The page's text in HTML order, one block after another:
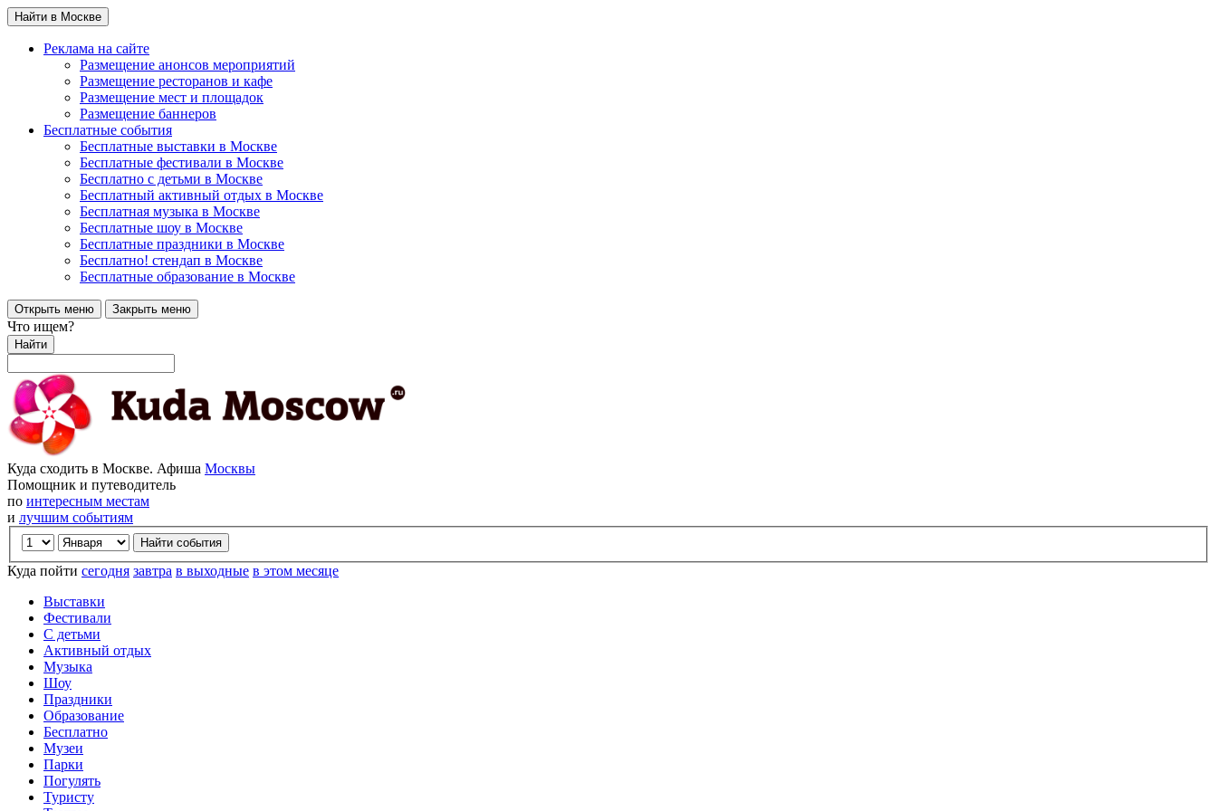
Найти в Москве
Реклама на сайте
Размещение анонсов мероприятий
Размещение ресторанов и кафе
Размещение мест и площадок
Размещение баннеров
Бесплатные события
Бесплатные выставки в Москве
Бесплатные фестивали в Москве
Бесплатно с детьми в Москве
Бесплатный активный отдых в Москве
Бесплатная музыка в Москве
Бесплатные шоу в Москве
Бесплатные праздники в Москве
Бесплатно! стендап в Москве
Бесплатные образование в Москве
Открыть меню Закрыть меню
Что ищем?
Найти
Куда сходить в Москве. Афиша Москвы
Помощник и путеводитель
по интересным местам
и лучшим событиям
Куда пойти сегодня завтра в выходные в этом месяце
Выставки
Фестивали
С детьми
Активный отдых
Музыка
Шоу
Праздники
Образование
Бесплатно
Музеи
Парки
Погулять
Туристу